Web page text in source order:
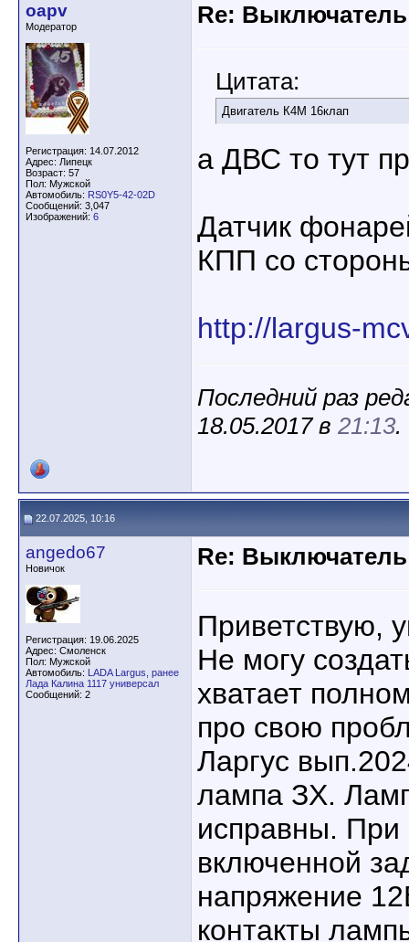
oapv
Модератор
Регистрация: 14.07.2012
Адрес: Липецк
Возраст: 57
Пол: Мужской
Автомобиль: RS0Y5-42-02D
Сообщений: 3,047
Изображений: 6
Re:
Цитата:
Двигатель К4М 16клап
а ДВС то тут
Датчик
КПП со
http://largus-
Последний раз
18.05.2017 в 21:13.
22.07.2025, 10:16
angedo67
Новичок
Регистрация: 19.06.2025
Адрес: Смоленск
Пол: Мужской
Автомобиль: LADA Largus, ранее
Лада Калина 1117 универсал
Сообщений: 2
Re:
Приветствую,
Не могу
хватает
про свою
Ларгус
лампа ЗХ.
исправны.
включенной
напряжение
контакты